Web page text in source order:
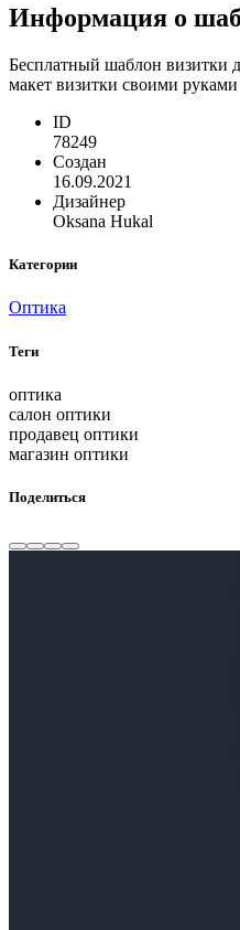
Информация о
Бесплатный шаблон визитки
макет визитки своими руками
ID
78249
Создан
16.09.2021
Дизайнер
Oksana Hukal
Категории
Оптика
Теги
оптика
салон оптики
продавец оптики
магазин оптики
Поделиться